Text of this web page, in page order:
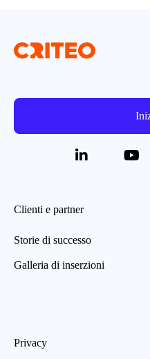
Clienti e partner
Storie di successo
Galleria di inserzioni
Privacy